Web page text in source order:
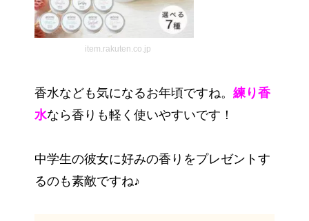
item.rakuten.co.jp
香水なども気になるお年頃ですね。 練り香
水なら香りも軽く使いやすいです！
中学生の彼女に好みの香りをプレゼントす
るのも素敵ですね♪